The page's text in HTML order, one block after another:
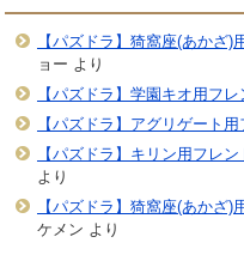
【パズドラ】猗窩座(あかざ
ョー より
【パズドラ】学園キオ用フ
【パズドラ】アグリゲート
【パズドラ】キリン用フレ
より
【パズドラ】猗窩座(あかざ
ケメン より